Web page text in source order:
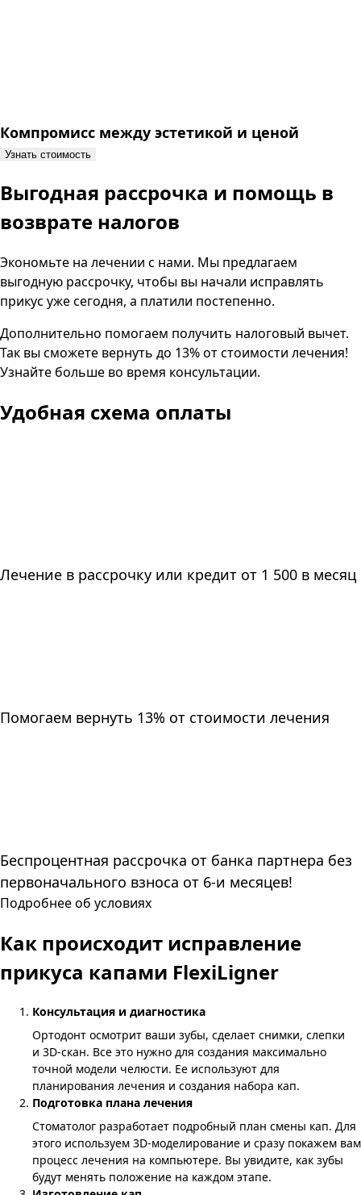
Компромисс между эстетикой и ценой
Узнать стоимость
Выгодная рассрочка и помощь в
возврате налогов
Экономьте на лечении с нами. Мы предлагаем
выгодную рассрочку, чтобы вы начали исправлять
прикус уже сегодня, а платили постепенно.
Дополнительно помогаем получить налоговый вычет.
Так вы сможете вернуть до 13% от стоимости лечения!
Узнайте больше во время консультации.
Удобная схема оплаты
Лечение в рассрочку или кредит от 1 500 в месяц
Помогаем вернуть 13% от стоимости лечения
Беспроцентная рассрочка от банка партнера без
первоначального взноса от 6-и месяцев!
Подробнее об условиях
Как происходит исправление
прикуса капами FlexiLigner
Консультация и диагностика
Ортодонт осмотрит ваши зубы, сделает снимки, слепки
и 3D-скан. Все это нужно для создания максимально
точной модели челюсти. Ее используют для
планирования лечения и создания набора кап.
Подготовка плана лечения
Стоматолог разработает подробный план смены кап. Для
этого используем 3D-моделирование и сразу покажем вам
процесс лечения на компьютере. Вы увидите, как зубы
будут менять положение на каждом этапе.